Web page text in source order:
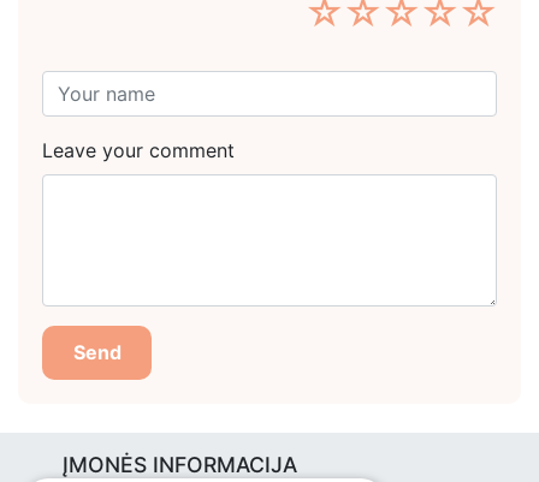
☆
☆
☆
☆
☆
Leave your comment
Send
ĮMONĖS INFORMACIJA